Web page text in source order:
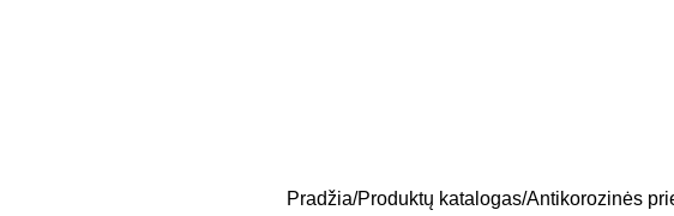
Pradžia Produktų katalogas Antikorozinės